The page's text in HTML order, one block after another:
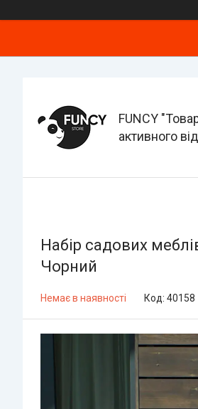
FUNCY
активного
Набір садових
Чорний
Немає в наявності Код: 40158